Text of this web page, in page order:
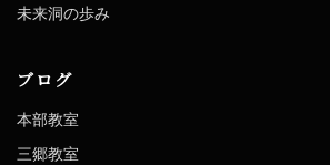
未来洞の歩み
ブログ
本部教室
三郷教室